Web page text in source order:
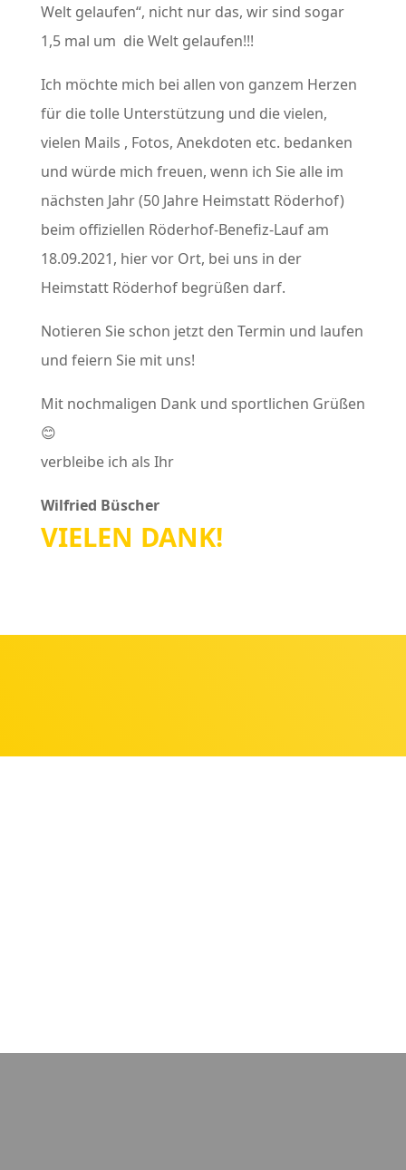
Welt gelaufen“, nicht nur das, wir sind sogar
1,5 mal um die Welt gelaufen!!!
Ich möchte mich bei allen von ganzem Herzen
für die tolle Unterstützung und die vielen,
vielen Mails , Fotos, Anekdoten etc. bedanken
und würde mich freuen, wenn ich Sie alle im
nächsten Jahr (50 Jahre Heimstatt Röderhof)
beim offiziellen Röderhof-Benefiz-Lauf am
18.09.2021, hier vor Ort, bei uns in der
Heimstatt Röderhof begrüßen darf.
Notieren Sie schon jetzt den Termin und laufen
und feiern Sie mit uns!
Mit nochmaligen Dank und sportlichen Grüßen
😊
verbleibe ich als Ihr
Wilfried Büscher
VIELEN DANK!